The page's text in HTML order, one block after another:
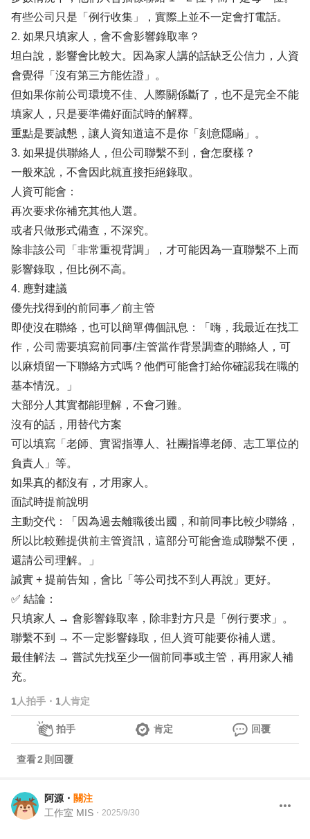
有些公司只是「例行收集」，實際上並不一定會打電話。
2. 如果只填家人，會不會影響錄取率？
坦白說，影響會比較大。因為家人講的話缺乏公信力，人資
會覺得「沒有第三方能佐證」。
但如果你前公司環境不佳、人際關係斷了，也不是完全不能
填家人，只是要準備好面試時的解釋。
重點是要誠懇，讓人資知道這不是你「刻意隱瞞」。
3. 如果提供聯絡人，但公司聯繫不到，會怎麼樣？
一般來說，不會因此就直接拒絕錄取。
人資可能會：
再次要求你補充其他人選。
或者只做形式備查，不深究。
除非該公司「非常重視背調」，才可能因為一直聯繫不上而
影響錄取，但比例不高。
4. 應對建議
優先找得到的前同事／前主管
即使沒在聯絡，也可以簡單傳個訊息：「嗨，我最近在找工
作，公司需要填寫前同事/主管當作背景調查的聯絡人，可
以麻煩留一下聯絡方式嗎？他們可能會打給你確認我在職的
基本情況。」
大部分人其實都能理解，不會刁難。
沒有的話，用替代方案
可以填寫「老師、實習指導人、社團指導老師、志工單位的
負責人」等。
如果真的都沒有，才用家人。
面試時提前說明
主動交代：「因為過去離職後出國，和前同事比較少聯絡，
所以比較難提供前主管資訊，這部分可能會造成聯繫不便，
還請公司理解。」
誠實 + 提前告知，會比「等公司找不到人再說」更好。
✅ 結論：
只填家人 → 會影響錄取率，除非對方只是「例行要求」。
聯繫不到 → 不一定影響錄取，但人資可能要你補人選。
最佳解法 → 嘗試先找至少一個前同事或主管，再用家人補
充。
1 人拍手 ・ 1 人肯定
拍手 肯定 回覆
查看2 則回覆
阿源 ・ 關注
工作室 MIS ・ 2025/9/30